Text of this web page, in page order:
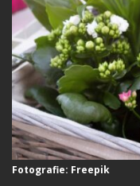
Fotografie: Freepik